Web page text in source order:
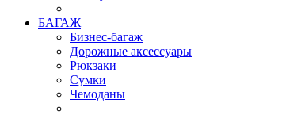
БАГАЖ
Бизнес-багаж
Дорожные аксессуары
Рюкзаки
Сумки
Чемоданы